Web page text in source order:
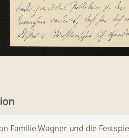
Familie Wagner und die